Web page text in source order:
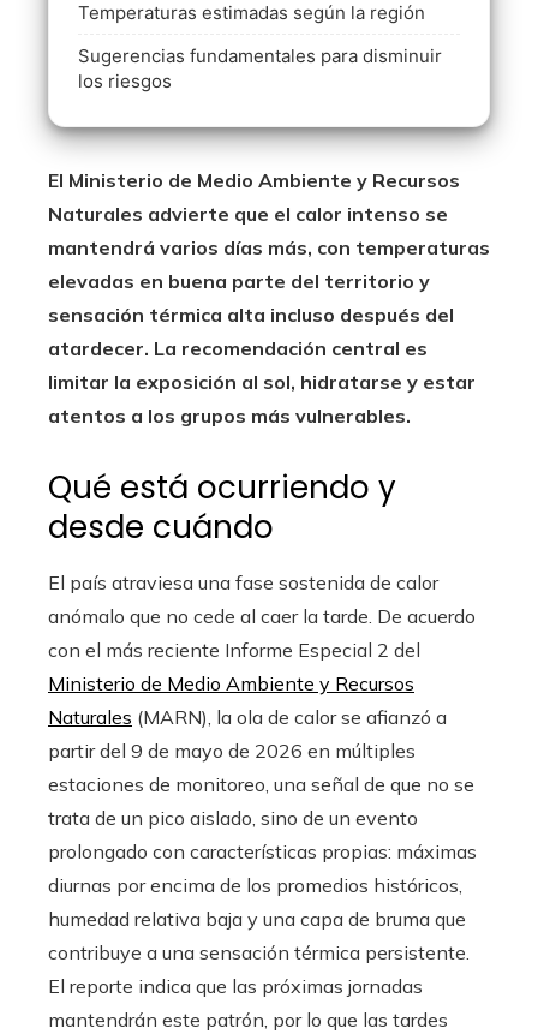
Temperaturas estimadas según la región
Sugerencias fundamentales para disminuir
los riesgos
El Ministerio de Medio Ambiente y Recursos
Naturales advierte que el calor intenso se
mantendrá varios días más, con temperaturas
elevadas en buena parte del territorio y
sensación térmica alta incluso después del
atardecer. La recomendación central es
limitar la exposición al sol, hidratarse y estar
atentos a los grupos más vulnerables.
Qué está ocurriendo y
desde cuándo
El país atraviesa una fase sostenida de calor
anómalo que no cede al caer la tarde. De acuerdo
con el más reciente Informe Especial 2 del
Ministerio de Medio Ambiente y Recursos
Naturales (MARN), la ola de calor se afianzó a
partir del 9 de mayo de 2026 en múltiples
estaciones de monitoreo, una señal de que no se
trata de un pico aislado, sino de un evento
prolongado con características propias: máximas
diurnas por encima de los promedios históricos,
humedad relativa baja y una capa de bruma que
contribuye a una sensación térmica persistente.
El reporte indica que las próximas jornadas
mantendrán este patrón, por lo que las tardes